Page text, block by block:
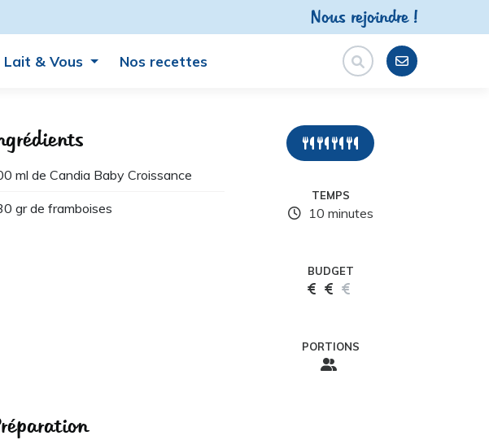
Nous rejoindre !
Lait & Vous Nos recettes
ml de Candia Baby Croissance
gr de framboises
TEMPS
10 minutes
BUDGET
PORTIONS